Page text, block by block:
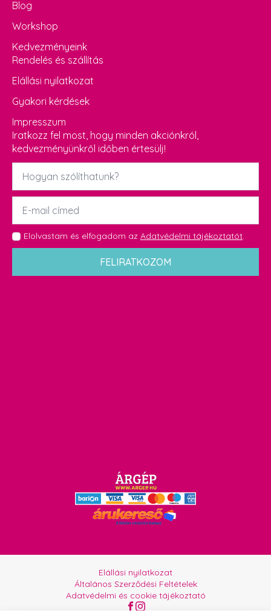
Blog
Workshop
Kedvezményeink
Rendelés és szállítás
Elállási nyilatkozat
Gyakori kérdések
Impresszum
Iratkozz fel most, hogy minden akciónkról,
kedvezményünkről időben értesülj!
Név
Email
GDPR
*
Elolvastam és elfogadom az Adatvédelmi tájékoztatót.
FELIRATKOZOM
Elállási nyilatkozat
Általános Szerződési Feltételek
Adatvédelmi és cookie tájékoztató